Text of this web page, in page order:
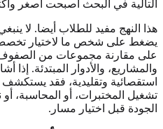
التالية في البحث أصبحت أصغر
هذا النهج مفيد للطلاب أيضا. لا
يضغط على شخص ما لاختيار
على مقارنة مجموعات من الصفوف
والمشاريع، والأدوار المبتدئة. إذا
استقصائية وتقليدية، فقد يستكشف
تشغيل المختبرات، أو المحاسبة،
الجودة قبل اختيار مسار.